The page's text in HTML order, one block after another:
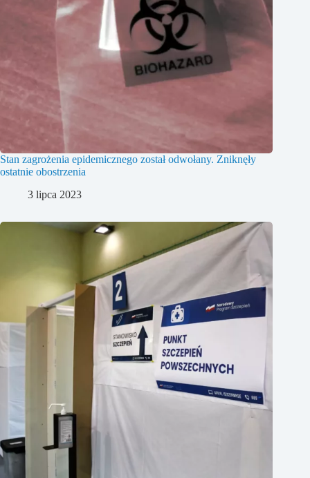
Stan zagrożenia epidemicznego został odwołany. Zniknęły
ostatnie obostrzenia
3 lipca 2023